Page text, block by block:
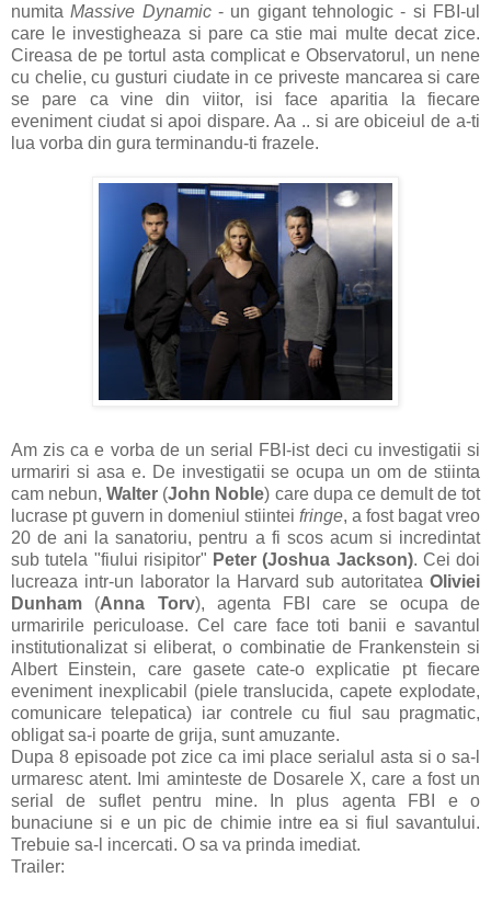
numitaMassive Dynamic- un gigant tehnologic - si FBI-ul
care le investigheaza si pare ca stie mai multe decat zice.
Cireasa de pe tortul asta complicat e Observatorul, un nene
cu chelie, cu gusturi ciudate in ce priveste mancarea si care
se pare ca vine din viitor, isi face aparitia la fiecare
eveniment ciudat si apoi dispare. Aa .. si are obiceiul de a-ti
lua vorba din gura terminandu-ti frazele.
Am zis ca e vorba de un serial FBI-ist deci cu investigatii si
urmariri si asa e. De investigatii se ocupa un om de stiinta
cam nebun,Walter (John Noble) care dupa ce demult de tot
lucrase pt guvern in domeniul stiintei fringe, a fost bagat vreo
20 de ani la sanatoriu, pentru a fi scos acum si incredintat
sub tutela "fiului risipitor" Peter (Joshua Jackson). Cei doi
lucreaza intr-un laborator la Harvard sub autoritatea Oliviei
Dunham (Anna Torv), agenta FBI care se ocupa de
urmaririle periculoase. Cel care face toti banii e savantul
institutionalizat si eliberat, o combinatie de Frankenstein si
Albert Einstein, care gasete cate-o explicatie pt fiecare
eveniment inexplicabil (piele translucida, capete explodate,
comunicare telepatica) iar contrele cu fiul sau pragmatic,
obligat sa-i poarte de grija, sunt amuzante.
Dupa 8 episoade pot zice ca imi place serialul asta si o sa-l
urmaresc atent. Imi aminteste de Dosarele X, care a fost un
serial de suflet pentru mine. In plus agenta FBI e o
bunaciune si e un pic de chimie intre ea si fiul savantului.
Trebuie sa-l incercati. O sa va prinda imediat.
Trailer: